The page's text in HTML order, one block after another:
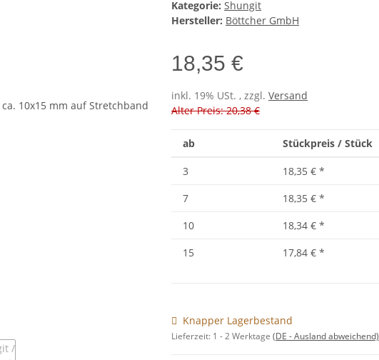
Kategorie: Shungit
Hersteller: Böttcher GmbH
18,35 €
inkl. 19% USt. , zzgl. Versand
Alter Preis: 20,38 €
ab Stückpreis / Stück
3 18,35 € *
7
18,35 € *
10
18,34 € *
15
17,84 € *
Knapper Lagerbestand
Lieferzeit: 1 - 2 Werktage (DE - Ausland abweichend)